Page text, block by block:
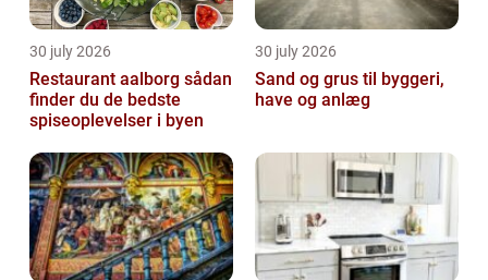
30 july 2026
Restaurant aalborg sådan
finder du de bedste
spiseoplevelser i byen
30 july 2026
Sand og grus til byggeri,
have og anlæg